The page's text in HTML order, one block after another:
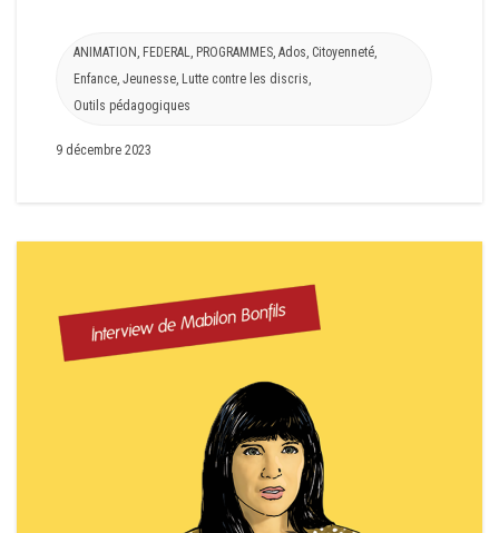
ANIMATION , FEDERAL, PROGRAMMES, Ados, Citoyenneté,
Enfance, Jeunesse, Lutte contre les discris,
Outils pédagogiques
9 décembre 2023